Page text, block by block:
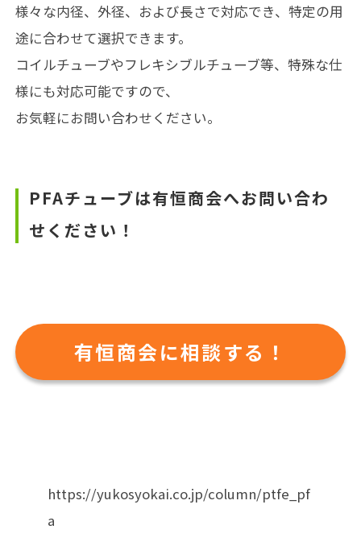
様々な内径、外径、および長さで対応でき、特定の用
途に合わせて選択できます。
コイルチューブやフレキシブルチューブ等、特殊な仕
様にも対応可能ですので、
お気軽にお問い合わせください。
PFAチューブは有恒商会へお問い合わ
せください！
有恒商会に相談する！
https://yukosyokai.co.jp/column/ptfe_pf
a